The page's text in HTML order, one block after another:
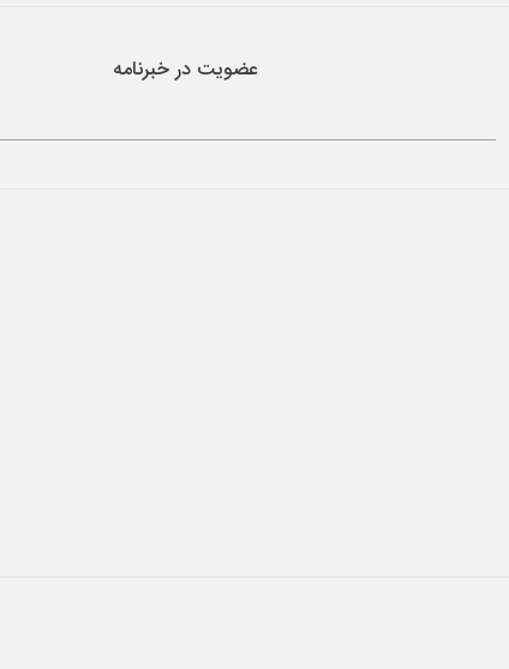
عضویت در خبرنامه